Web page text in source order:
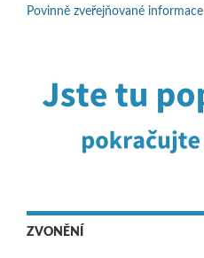
Povinně zveřejňované informace
ZVONĚNÍ